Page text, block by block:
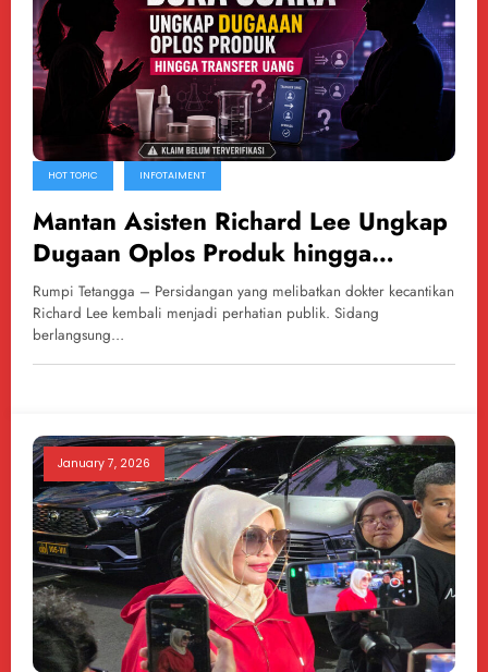
HOT TOPIC INFOTAIMENT
Mantan Asisten Richard Lee Ungkap
Dugaan Oplos Produk hingga
Transfer Uang
Rumpi Tetangga – Persidangan yang melibatkan dokter kecantikan
Richard Lee kembali menjadi perhatian publik. Sidang
berlangsung…
January 7, 2026